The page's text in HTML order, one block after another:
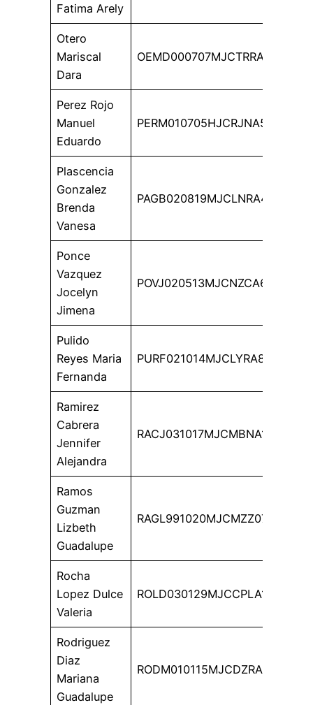
Fatima Arely
Otero
Mariscal
Dara
OEMD000707MJCTRRA8
Perez Rojo
Manuel
Eduardo
PERM010705HJCRJNA5
Plascencia
Gonzalez
Brenda
Vanesa
PAGB020819MJCLNRA4
Ponce
Vazquez
Jocelyn
Jimena
POVJ020513MJCNZCA6
Pulido
Reyes Maria
Fernanda
PURF021014MJCLYRA8
Ramirez
Cabrera
Jennifer
Alejandra
RACJ031017MJCMBNA1
Ramos
Guzman
Lizbeth
Guadalupe
RAGL991020MJCMZZ07
Rocha
Lopez Dulce
Valeria
ROLD030129MJCCPLA1
Rodriguez
Diaz
Mariana
Guadalupe
RODM010115MJCDZRA0